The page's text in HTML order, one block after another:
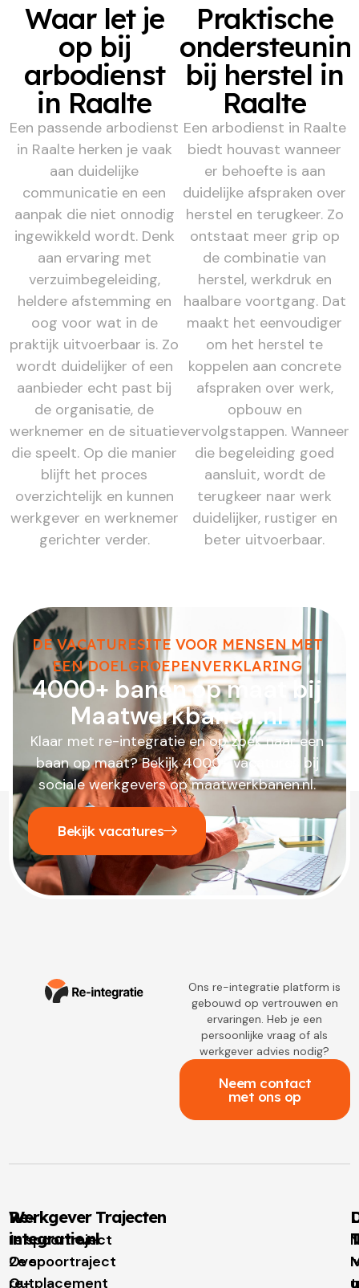
Waar let je
op bij
arbodienst
in Raalte
Een passende arbodienst
in Raalte herken je vaak
aan duidelijke
communicatie en een
aanpak die niet onnodig
ingewikkeld wordt. Denk
aan ervaring met
verzuimbegeleiding,
heldere afstemming en
oog voor wat in de
praktijk uitvoerbaar is. Zo
wordt duidelijker of een
aanbieder echt past bij
de organisatie, de
werknemer en de situatie
die speelt. Op die manier
blijft het proces
overzichtelijk en kunnen
werkgever en werknemer
gerichter verder.
Praktische
bij herstel in
Raalte
Een arbodienst in Raalte
biedt houvast wanneer
er behoefte is aan
duidelijke afspraken over
herstel en terugkeer. Zo
ontstaat meer grip op
de combinatie van
herstel, werkdruk en
haalbare voortgang. Dat
maakt het eenvoudiger
om het herstel te
koppelen aan concrete
afspraken over werk,
opbouw en
vervolgstappen. Wanneer
die begeleiding goed
aansluit, wordt de
terugkeer naar werk
duidelijker, rustiger en
beter uitvoerbaar.
DE VACATURESITE VOOR MENSEN MET
EEN DOELGROEPENVERKLARING
4000+ banen op maat bij
Maatwerkbanen.nl
Klaar met re-integratie en op zoek naar een
baan op maat? Bekijk 4000+ vacatures bij
sociale werkgevers op maatwerkbanen.nl.
Bekijk vacatures
Ons re-integratie platform is
gebouwd op vertrouwen en
ervaringen. Heb je een
persoonlijke vraag of als
werkgever advies nodig?
Neem contact
met ons op
Re-
integratie.nl
Over
re-
Werkgever Trajecten
1e spoortraject
2e spoortraject
Outplacement